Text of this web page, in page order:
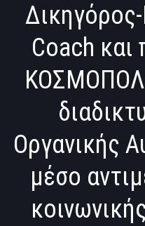
Coach και
Οργανικής
μέσο